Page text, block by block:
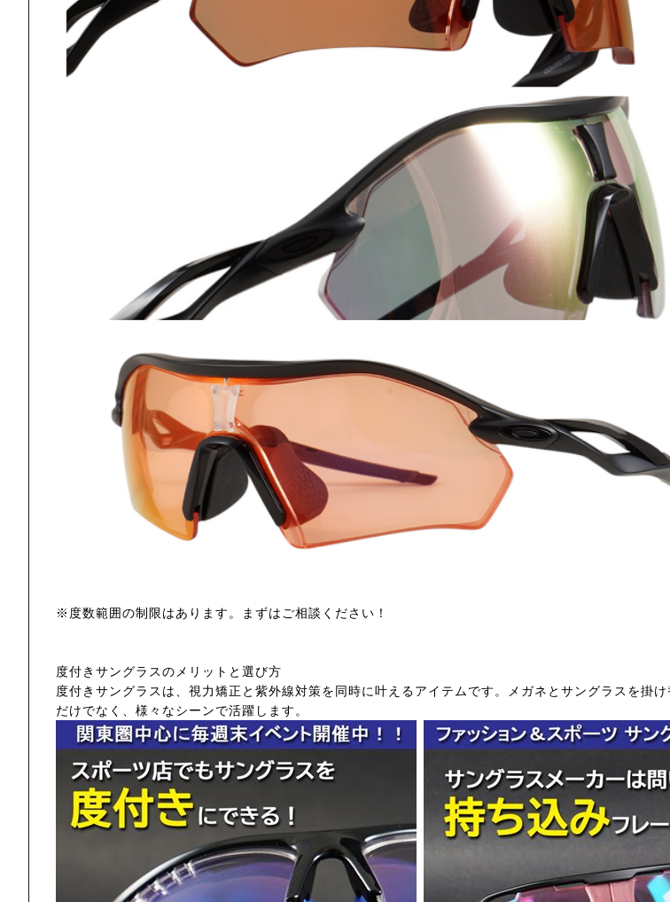
※度数範囲の制限はあります。まずはご相談ください！
度付きサングラスのメリットと選び方
度付きサングラスは、視力矯正と紫外線対策を同時に叶えるアイテムです。メガネとサングラスを掛
だけでなく、様々なシーンで活躍します。